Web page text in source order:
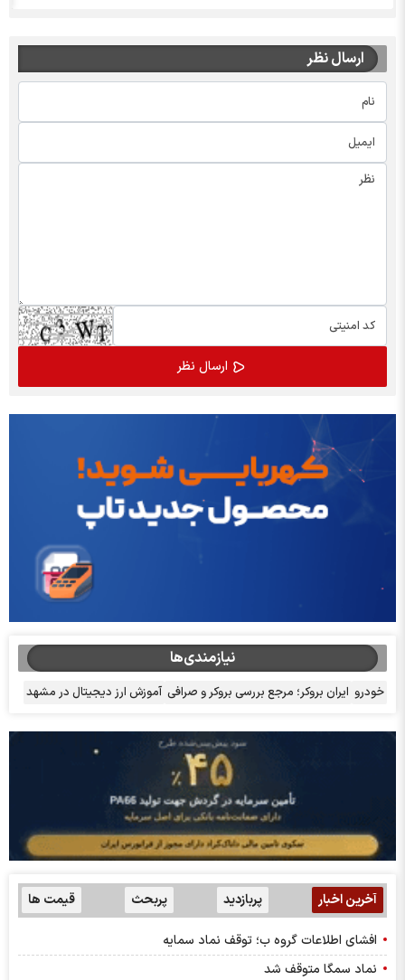
ارسال نظر
نیازمندی‌ها
خودرو ایران بروکر؛ مرجع بررسی بروکر و صرافی آموزش ارز دیجیتال در مشهد
آخرین اخبار پربازدید پربحث قیمت ها
افشای اطلاعات گروه ب؛ توقف نماد سمایه
نماد سمگا متوقف شد